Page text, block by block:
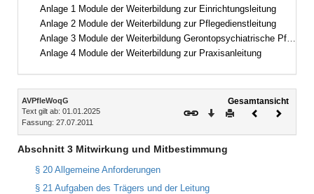
Anlage 1 Module der Weiterbildung zur Einrichtungsleitung
Anlage 2 Module der Weiterbildung zur Pflegedienstleitung
Anlage 3 Module der Weiterbildung Gerontopsychiatrische Pflege und Betreuung
Anlage 4 Module der Weiterbildung zur Praxisanleitung
Inhalt
AVPfleWoqG
Text gilt ab: 01.01.2025
Fassung: 27.07.2011
Gesamtansicht
Download
DruckenVorheriges
Abschnitt 3 Mitwirkung und Mitbestimmung
§ 20 Allgemeine Anforderungen
§ 21 Aufgaben des Trägers und der Leitung